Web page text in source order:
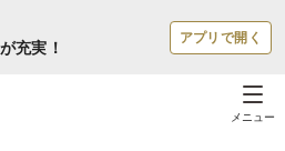
充実！
アプリで開く
メニュー